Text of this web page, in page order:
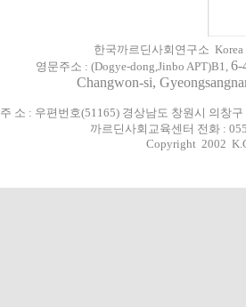
한국까르딘사회연구소
영문주소 : (Dogye-dong,Jinbo APT)B1, 6-
Changwon-si,
주 소 : 우편번호(51165) 경상남도 창원시 의창
까르딘사회교육센터 전화 :
Copyright 2002